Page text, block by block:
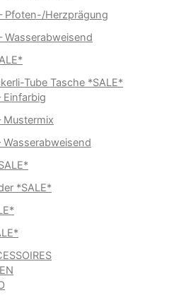
Pfoten-/Herzprägung
Wasserabweisend
Tube Tasche *SALE*
Einfarbig
Mustermix
Wasserabweisend
*SALE*